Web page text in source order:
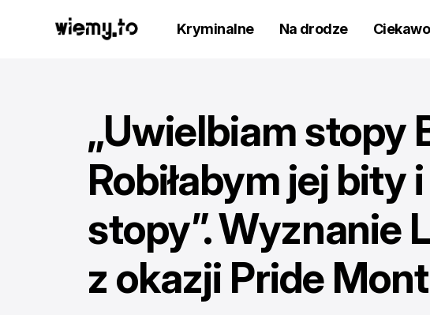
Kryminalne Na drodze
„Uwielbiam stopy
Robiłabym jej bity
stopy”. Wyznanie
z okazji Pride